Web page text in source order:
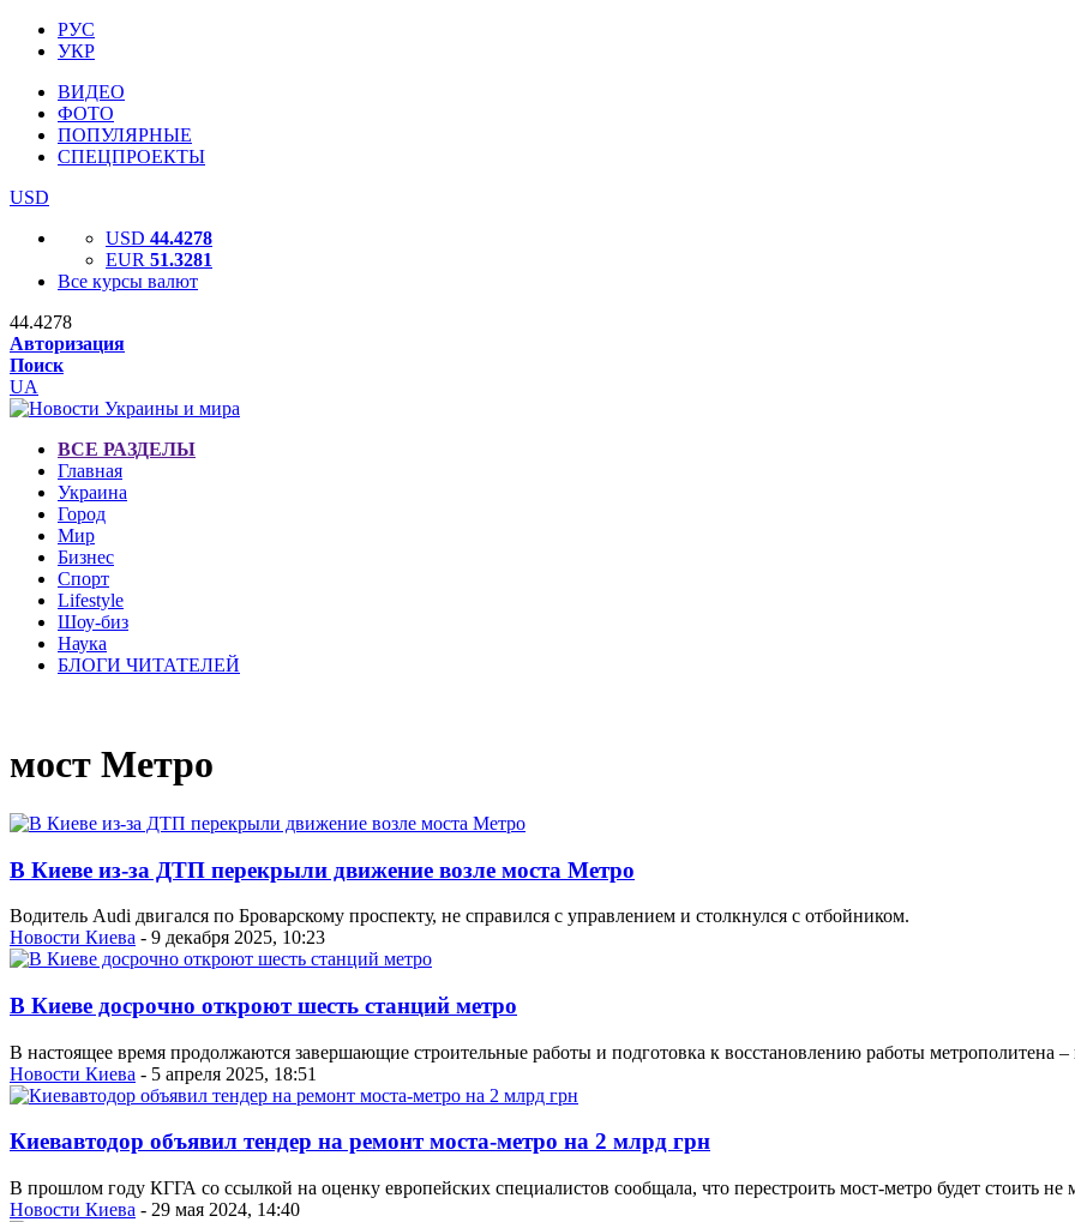
РУС
УКР
ВИДЕО
ФОТО
ПОПУЛЯРНЫЕ
СПЕЦПРОЕКТЫ
USD
USD 44.4278
EUR 51.3281
Все курсы валют
44.4278
Авторизация
Поиск
UA
ВСЕ РАЗДЕЛЫ
Главная
Украина
Город
Мир
Бизнес
Спорт
Lifestyle
Шоу-биз
Наука
БЛОГИ ЧИТАТЕЛЕЙ
мост Метро
В Киеве из-за ДТП перекрыли движение возле моста Метро
Водитель Audi двигался по Броварскому проспекту, не справился с управлением и столкнулся с отбойником.
Новости Киева - 9 декабря 2025, 10:23
В Киеве досрочно откроют шесть станций метро
В настоящее время продолжаются завершающие строительные работы и подготовка к восстановлению работы метрополитена –
Новости Киева - 5 апреля 2025, 18:51
Киевавтодор объявил тендер на ремонт моста-метро на 2 млрд грн
В прошлом году КГГА со ссылкой на оценку европейских специалистов сообщала, что перестроить мост-метро будет стоить не
Новости Киева - 29 мая 2024, 14:40